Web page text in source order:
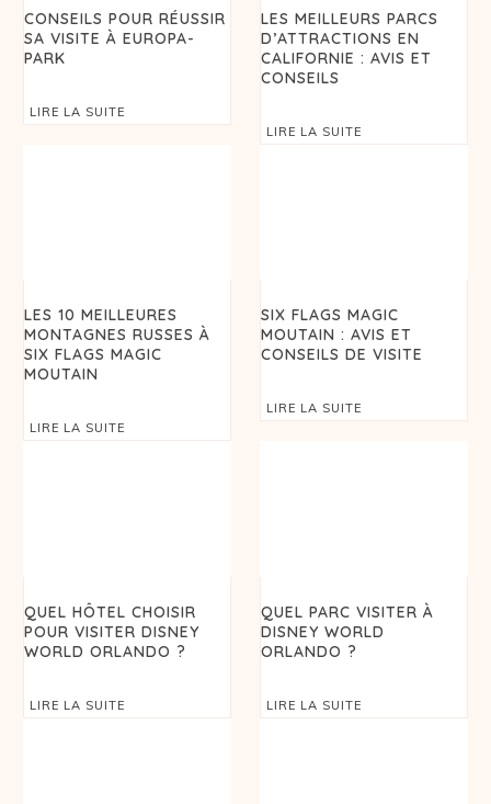
CONSEILS POUR RÉUSSIR
SA VISITE À EUROPA-
PARK
LIRE LA SUITE
LES MEILLEURS PARCS
D’ATTRACTIONS EN
CALIFORNIE : AVIS ET
CONSEILS
LIRE LA SUITE
LES 10 MEILLEURES
MONTAGNES RUSSES À
SIX FLAGS MAGIC
MOUTAIN
LIRE LA SUITE
SIX FLAGS MAGIC
MOUTAIN : AVIS ET
CONSEILS DE VISITE
LIRE LA SUITE
QUEL HÔTEL CHOISIR
POUR VISITER DISNEY
WORLD ORLANDO ?
LIRE LA SUITE
QUEL PARC VISITER À
DISNEY WORLD
ORLANDO ?
LIRE LA SUITE